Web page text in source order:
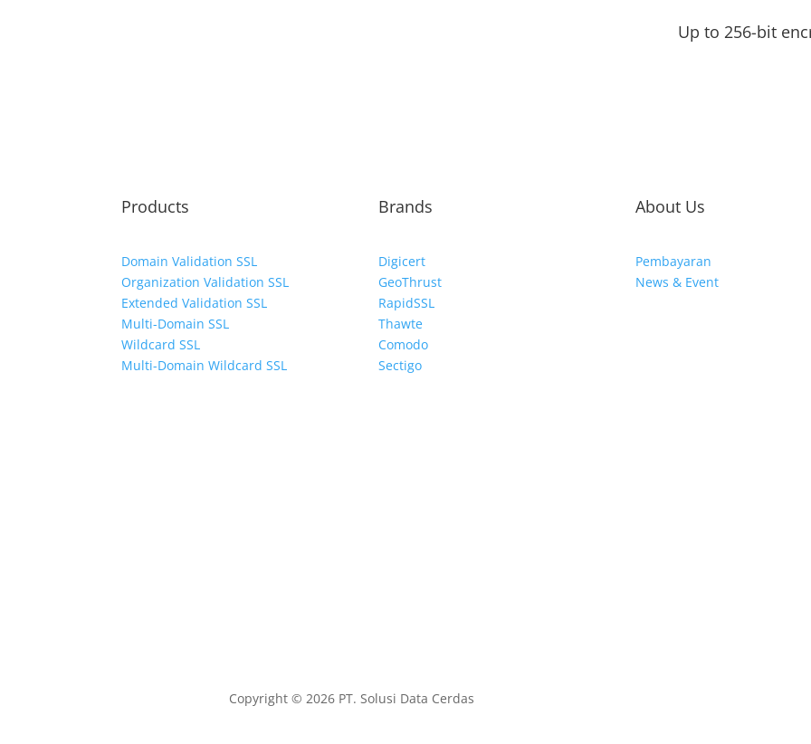
Up to 256-bit
Products
Domain Validation SSL
Organization Validation SSL
Extended Validation SSL
Multi-Domain SSL
Wildcard SSL
Multi-Domain Wildcard SSL
Brands
Digicert
GeoThrust
RapidSSL
Thawte
Comodo
Sectigo
About Us
Pembayaran
News & Event
Copyright © 2026 PT. Solusi Data Cerdas